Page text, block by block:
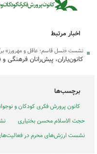
اخبار مرتبط
نشست «نسل قاسم؛ عاقل و مهرورز»
کانون‌یاران، پیش‌رانان فرهنگی
برچسب‌ها
کانون پرورش فکری کودکان و
حجت الاسلام محسن بختیاری
نشست ارزش‌های محرم در فعالیت‌های